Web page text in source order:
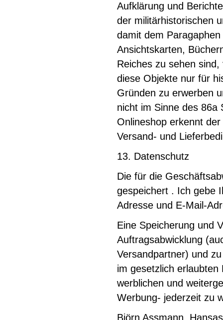
Aufklärung und
der militärhistorischen
damit dem
Ansichtskarten,
Reiches zu sehen
diese Objekte nur für
Gründen zu erwerben
nicht im Sinne des 86a
Onlineshop erkennt
Versand- und
13. Datenschutz
Die für die
gespeichert . Ich gebe
Adresse und E-Mail-
Eine Speicherung und
Auftragsabwicklung
Versandpartner) und
im gesetzlich
werblichen und
Werbung- jederzeit zu
Björn Assmann,